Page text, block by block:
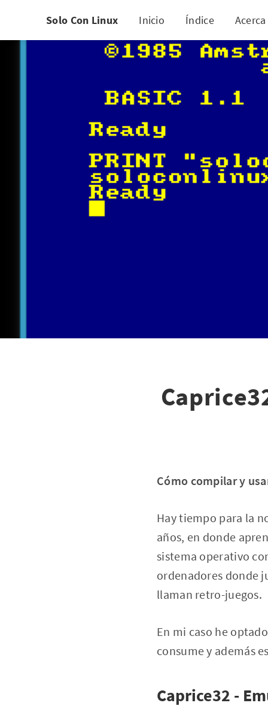
Solo Con Linux Inicio Índice
Cómo compilar y
Hay tiempo para la
años, en donde
sistema operativo
ordenadores donde
llaman retro-juegos.
En mi caso he
consume y además
Caprice32 -